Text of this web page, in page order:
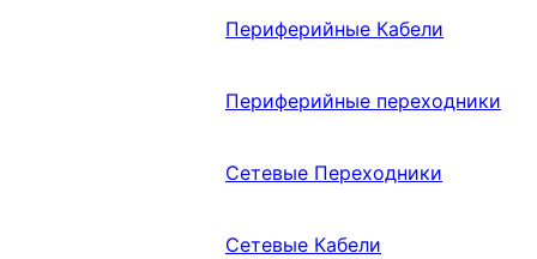
Периферийные Кабели
Периферийные переходники
Сетевые Переходники
Сетевые Кабели